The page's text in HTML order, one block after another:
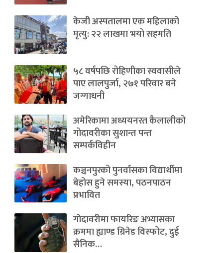
केजी अस्पतालमा एक महिलाको
मृत्यु: २२ लाखमा भयो सहमति
५८ वर्षपछि रोहिणीका स्ववासीले
पाए लालपुर्जा, २७१ परिवार बने
जग्गाधनी
अमेरिकामा अध्ययनरत कैलालीको
गोदावरीका सुशान्त पन्त
सम्पर्कविहीन
कञ्चनपुरको पुनर्वासका विद्यार्थीमा
बेहोस हुने समस्या, पठनपाठन
प्रभावित
गोदावरीमा फायरिङ अभ्यासका
क्रममा ह्याण्ड ग्रिनेड विस्फोट, दुई
सैनिक…